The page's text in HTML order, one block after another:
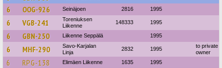
6 OOG-926 Seinäjoen 2816 1995
6 VGB-241
Toreniuksen
Liikenne
148333 1995
6 GBN-250 Liikenne Seppälä 1995
6 MHF-290
Savo-Karjalan
Linja
2832 1995
to private
owner
6 RPG-138 Elimäen Liikenne 1635 1995